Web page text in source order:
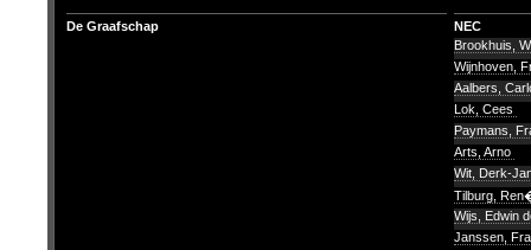
De Graafschap
NEC
Brookhuis,
Wijnhoven,
Aalbers,
Lok, Cees
Paymans,
Arts, Arno
Wit, Derk-
Tilburg,
Wijs, Edwin
Janssen,